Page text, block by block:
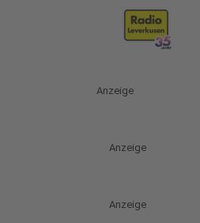
Anzeige
Anzeige
Anzeige